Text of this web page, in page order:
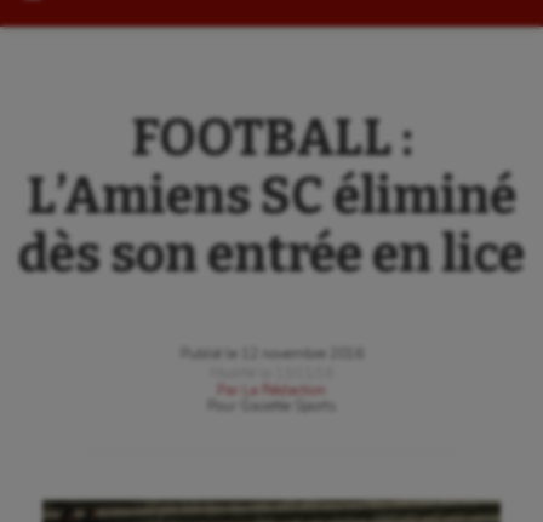
FOOTBALL :
L’Amiens SC éliminé
dès son entrée en lice
Publié le
12 novembre 2016
Par
La Rédaction
Gazette Sports